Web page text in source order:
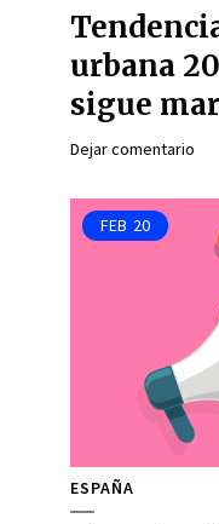
urbana
sigue
Dejar comentario
FEB 20
ESPAÑA